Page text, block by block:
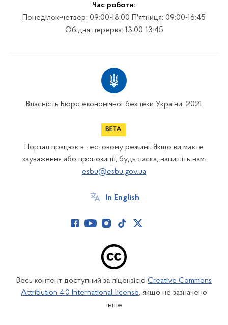
Час роботи:
Понеділок-четвер: 09:00-18:00 П'ятниця: 09:00-16:45
Обідня перерва: 13:00-13:45
Власність Бюро економічної безпеки України. 2021
Портал працює в тестовому режимі. Якщо ви маєте
зауваження або пропозиції, будь ласка, напишіть нам:
esbu@esbu.gov.ua
In English
Весь контент доступний за ліцензією Creative Commons
Attribution 4.0 International license, якщо не зазначено
інше